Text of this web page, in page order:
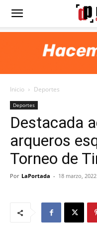
Diario
Portada
Inicio Deportes
Deportes
Destacada
arqueros
Torneo de
Por LaPortada - 18 marzo, 2022